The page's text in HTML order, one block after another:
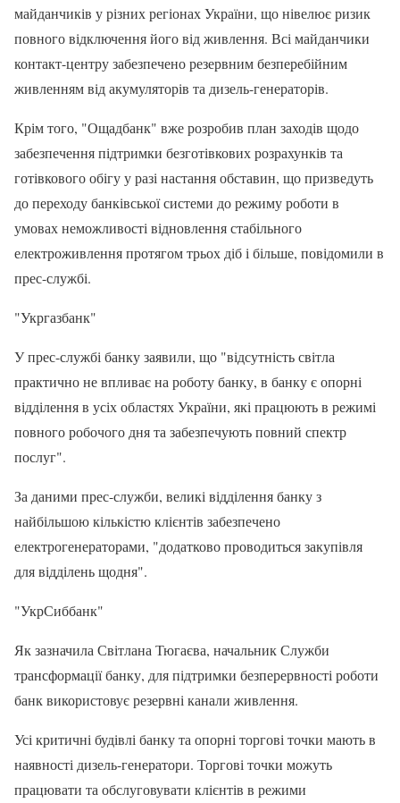
майданчиків у різних регіонах України, що нівелює ризик
повного відключення його від живлення. Всі майданчики
контакт-центру забезпечено резервним безперебійним
живленням від акумуляторів та дизель-генераторів.
Крім того, "Ощадбанк" вже розробив план заходів щодо
забезпечення підтримки безготівкових розрахунків та
готівкового обігу у разі настання обставин, що призведуть
до переходу банківської системи до режиму роботи в
умовах неможливості відновлення стабільного
електроживлення протягом трьох діб і більше, повідомили в
прес-службі.
"Укргазбанк"
У прес-службі банку заявили, що "відсутність світла
практично не впливає на роботу банку, в банку є опорні
відділення в усіх областях України, які працюють в режимі
повного робочого дня та забезпечують повний спектр
послуг".
За даними прес-служби, великі відділення банку з
найбільшою кількістю клієнтів забезпечено
електрогенераторами, "додатково проводиться закупівля
для відділень щодня".
"УкрСиббанк"
Як зазначила Світлана Тюгаєва, начальник Служби
трансформації банку, для підтримки безперервності роботи
банк використовує резервні канали живлення.
Усі критичні будівлі банку та опорні торгові точки мають в
наявності дизель-генератори. Торгові точки можуть
працювати та обслуговувати клієнтів в режими